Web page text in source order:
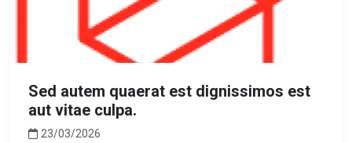
Sed autem quaerat est dignissimos est
aut vitae culpa.
23/03/2026